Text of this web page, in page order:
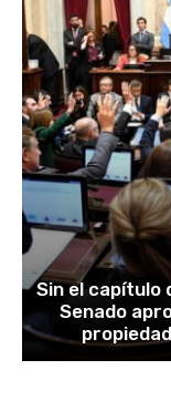
Sin el capítulo
Senado